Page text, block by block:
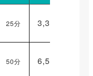
25分 3,300円
50分 6,500円